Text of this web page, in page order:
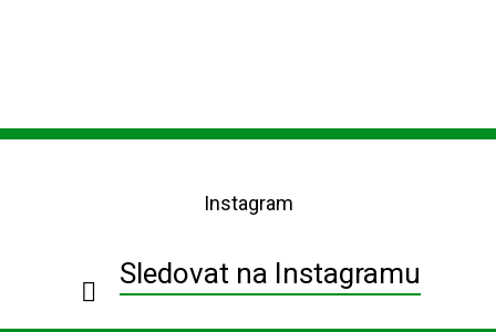
Z
Instagram
Sledovat na Instagramu